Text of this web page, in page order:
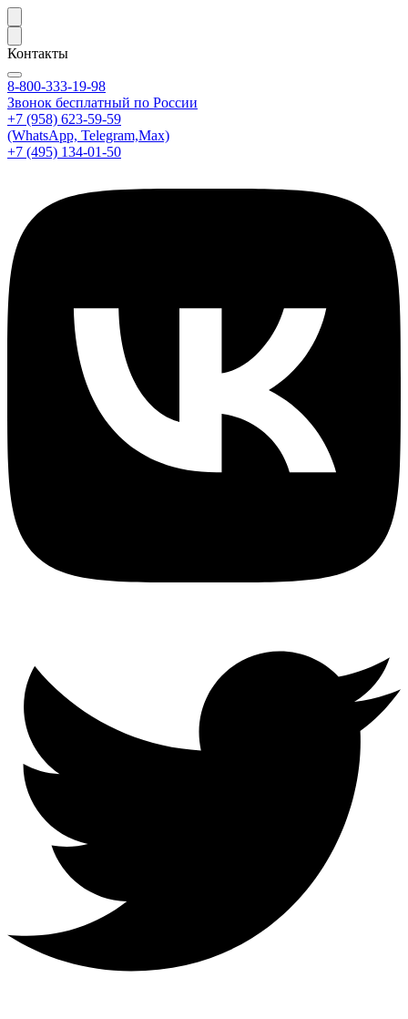
Контакты
8-800-333-19-98
Звонок бесплатный по России
+7 (958) 623-59-59
(WhatsApp, Telegram,Max)
+7 (495) 134-01-50